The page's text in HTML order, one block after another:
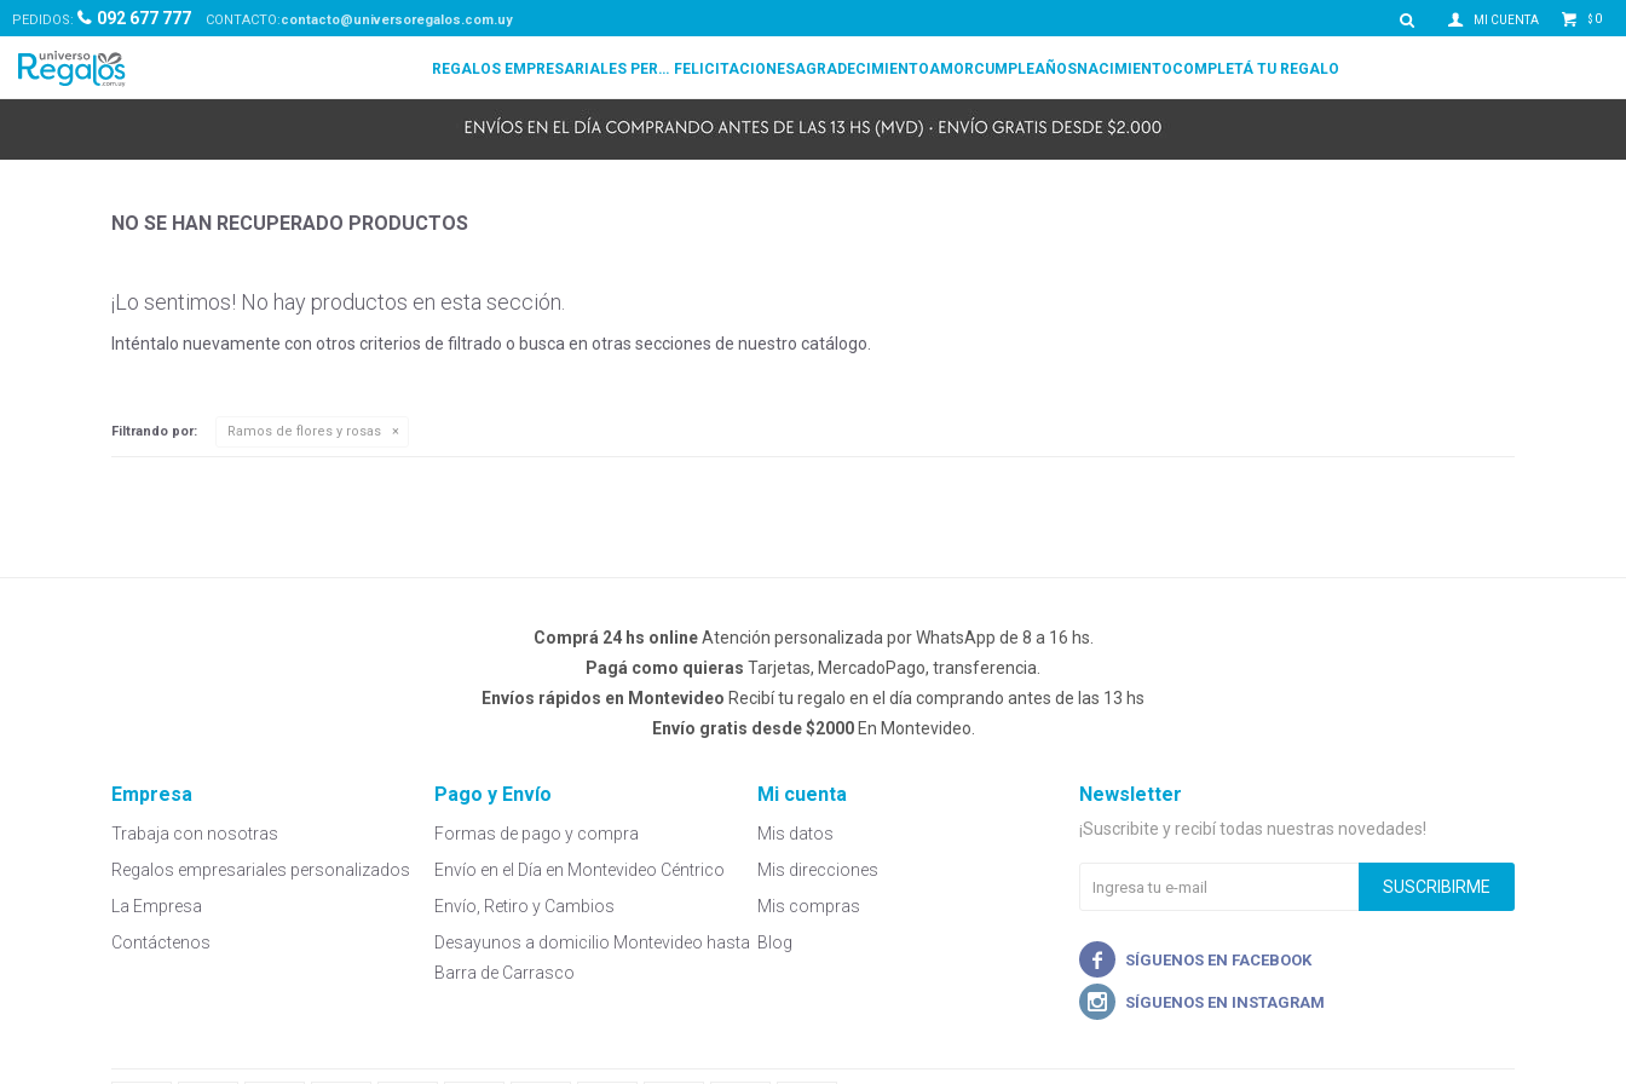
REGALOS EMPRESARIALES PERSONALIZADOS FELICITACIONESAGRADECIMIENTOAMORCUMPLEAÑOSNACIMIENTOCOMPLETÁ TU REGALO
$ 0
PEDIDOS: 092 677 777 contacto@universoregalos.com.uy
NO SE HAN RECUPERADO PRODUCTOS
¡Lo sentimos! No hay productos en esta sección.
Inténtalo nuevamente con otros criterios de filtrado o busca en otras secciones de nuestro catálogo.
Filtrando por: Ramos de flores y rosas
Comprá 24 hs onlineAtención personalizada por WhatsApp de 8 a 16 hs.
Pagá como quieras Tarjetas, MercadoPago, transferencia.
Envíos rápidos en Montevideo Recibí tu regalo en el día comprando antes de las 13 hs
Envío gratis desde $2000En Montevideo.
Empresa
Trabaja con nosotras
Regalos empresariales personalizados
La Empresa
Contáctenos
Pago y Envío
Formas de pago y compra
Envío en el Día en Montevideo Céntrico
Envío, Retiro y Cambios
Desayunos a domicilio Montevideo hasta
Barra de Carrasco
Mi cuenta
Mis datos
Mis direcciones
Mis compras
Blog
Newsletter
¡Suscribite y recibí todas nuestras novedades!
SUSCRIBIRME

